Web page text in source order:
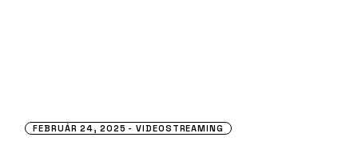
FEBRUÁR 24, 2025 VIDEOSTREAMING